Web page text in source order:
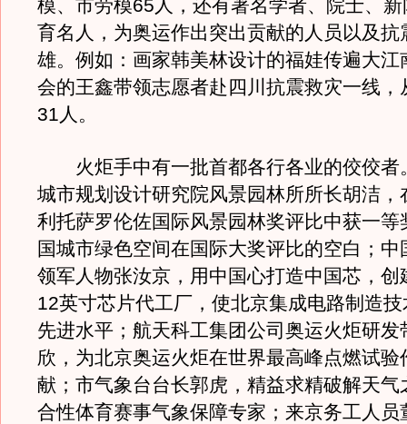
模、市劳模65人，还有著名学者、院士、
育名人，为奥运作出突出贡献的人员以及抗
雄。例如：画家韩美林设计的福娃传遍大江
会的王鑫带领志愿者赴四川抗震救灾一线，
31人。
火炬手中有一批首都各行各业的佼佼者
城市规划设计研究院风景园林所所长胡洁，
利托萨罗伦佐国际风景园林奖评比中获一等
国城市绿色空间在国际大奖评比的空白；中
领军人物张汝京，用中国心打造中国芯，创
12英寸芯片代工厂，使北京集成电路制造
先进水平；航天科工集团公司奥运火炬研发
欣，为北京奥运火炬在世界最高峰点燃试验
献；市气象台台长郭虎，精益求精破解天气
合性体育赛事气象保障专家；来京务工人员